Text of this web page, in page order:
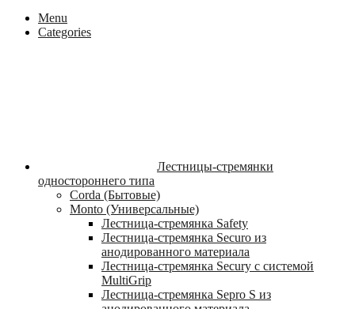
Menu
Categories
Лестницы-стремянки
одностороннего типа
Corda (Бытовые)
Monto (Универсальные)
Лестница-стремянка Safety
Лестница-стремянка Securo из
анодированного материала
Лестница-стремянка Secury с системой
MultiGrip
Лестница-стремянка Sepro S из